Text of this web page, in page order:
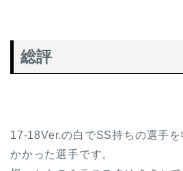
総評
17-18Ver.の白でSS持ちの選手
かかった選手です。